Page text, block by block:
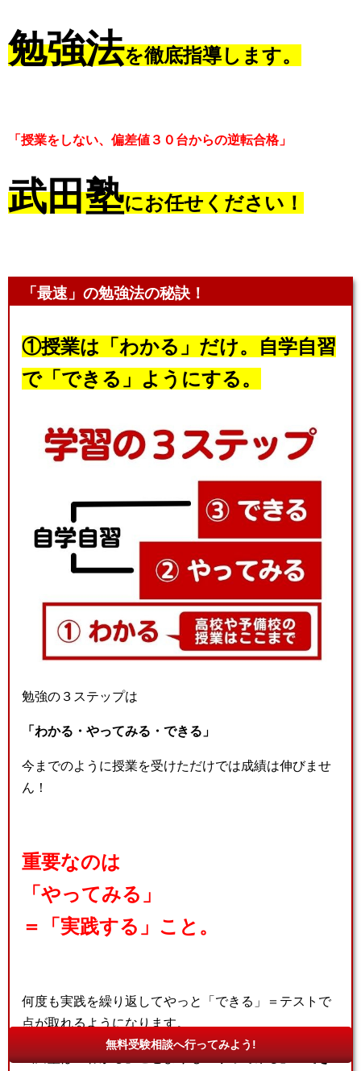
勉強法を徹底指導します。
「授業をしない、偏差値３０台からの逆転合格」
武田塾にお任せください！
「最速」の勉強法の秘訣！
①授業は「わかる」だけ。自学自習
で「できる」ようにする。
勉強の３ステップは
「わかる・やってみる・できる」
今までのように授業を受けただけでは成績は伸びませ
ん！
重要なのは
「やってみる」
＝「実践する」こと。
何度も実践を繰り返してやっと「できる」＝テストで
点が取れるようになります。
武田塾は「わかる」ことよりも「やってみる」「でき
無料受験相談へ行ってみよう!